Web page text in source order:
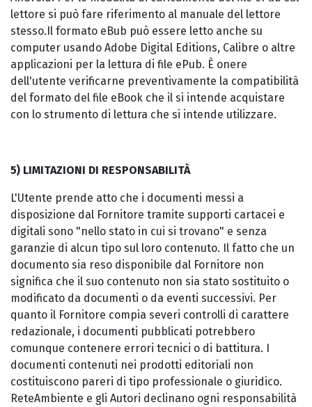
lettore si può fare riferimento al manuale del lettore
stesso.Il formato eBub può essere letto anche su
computer usando Adobe Digital Editions, Calibre o altre
applicazioni per la lettura di file ePub. È onere
dell'utente verificarne preventivamente la compatibilità
del formato del file eBook che il si intende acquistare
con lo strumento di lettura che si intende utilizzare.
5) LIMITAZIONI DI RESPONSABILITÀ
L'Utente prende atto che i documenti messi a
disposizione dal Fornitore tramite supporti cartacei e
digitali sono "nello stato in cui si trovano" e senza
garanzie di alcun tipo sul loro contenuto. Il fatto che un
documento sia reso disponibile dal Fornitore non
significa che il suo contenuto non sia stato sostituito o
modificato da documenti o da eventi successivi. Per
quanto il Fornitore compia severi controlli di carattere
redazionale, i documenti pubblicati potrebbero
comunque contenere errori tecnici o di battitura. I
documenti contenuti nei prodotti editoriali non
costituiscono pareri di tipo professionale o giuridico.
ReteAmbiente e gli Autori declinano ogni responsabilità